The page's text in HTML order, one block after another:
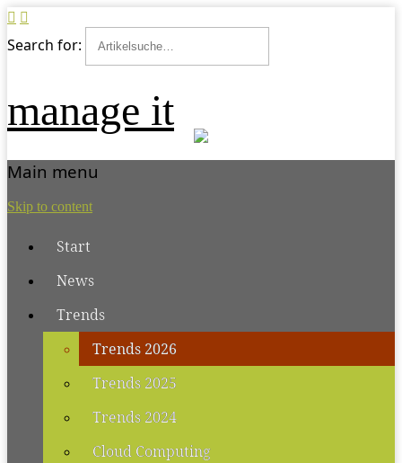
Search for:
manage it
Main menu
Skip to content
Start
News
Trends
Trends 2026
Trends 2025
Trends 2024
Cloud Computing